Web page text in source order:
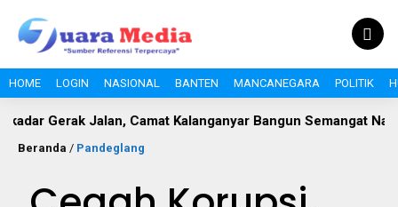
HOME LOGIN NASIONAL BANTEN MANCANEGARA POLITIK
Jalan, Camat Kalanganyar Bangun Semangat
Beranda / Pandeglang